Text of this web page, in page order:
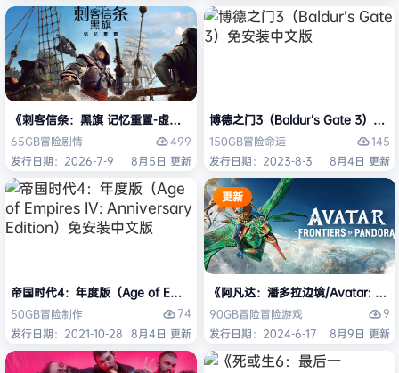
《刺客信条：黑旗 记忆重置-虚拟机版/Assassin’s Creed Black Flag
65GB冒险剧情
499
发行日期：2026-7-9
8月5日 更新
博德之门3（Baldur’s Gate 3）免安
150GB冒险命运
145
发行日期：2023-8-3
8月4日 更新
帝国时代4：年度版（Age of Empires IV: Anniversary Edition）免安装
50GB冒险制作
74
发行日期：2021-10-28 8月4日 更新
更新
《阿凡达：潘多拉边境/Avatar:
90GB冒险冒险游戏
9
发行日期：2024-6-17
8月9日 更新